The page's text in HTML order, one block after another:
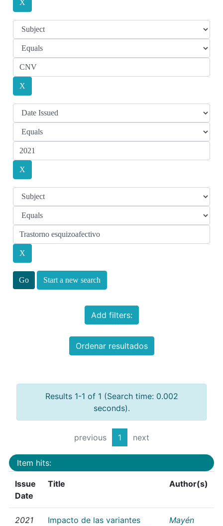
Start a new search
Add filters:
Ordenar resultados
Results 1-1 of 1 (Search time: 0.002
seconds).
previous 1 next
Item hits:
Issue
Date
Title Author(s)
2021
Impacto de las variantes
Mayén